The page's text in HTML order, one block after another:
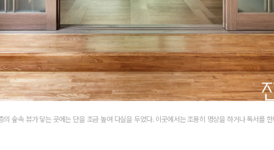
의 숲속 뷰가 닿는 곳에는 단을 조금 높여 다실을 두었다. 이곳에서는 조용히 명상을 하거나 독서를 한